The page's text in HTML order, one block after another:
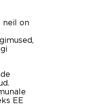
neil on
EE